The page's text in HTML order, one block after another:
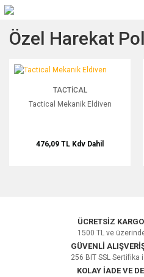
Özel Harekat
Tactical Mekanik Eldiven
TACTICAL
Tactical Mekanik Eldiven
476,09 TL Kdv Dahil
ÜCRETSİZ KARGO
1500 TL ve
GÜVENLİ
256 BIT SSL
KOLAY İADE VE